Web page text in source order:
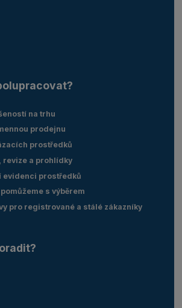
na trhu
prodejnu
prostředků
revize a prohlídky
evidenci prostředků
s výběrem
pro registrované a stálé zákazníky